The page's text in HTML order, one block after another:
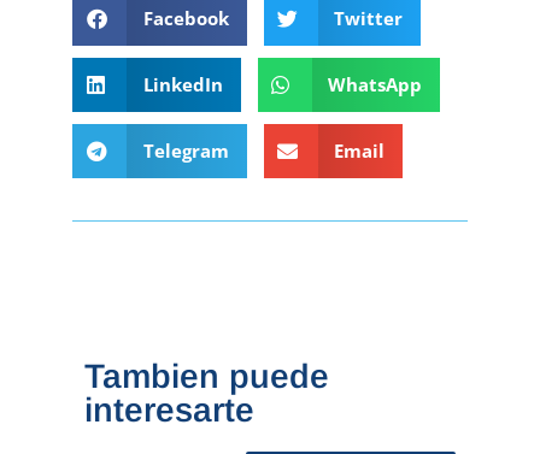
Facebook Twitter
LinkedIn WhatsApp
Telegram Email
Tambien puede
interesarte